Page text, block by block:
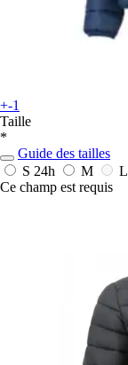
+-1
Taille
*
Guide des tailles
S 24h M L
Ce champ est requis